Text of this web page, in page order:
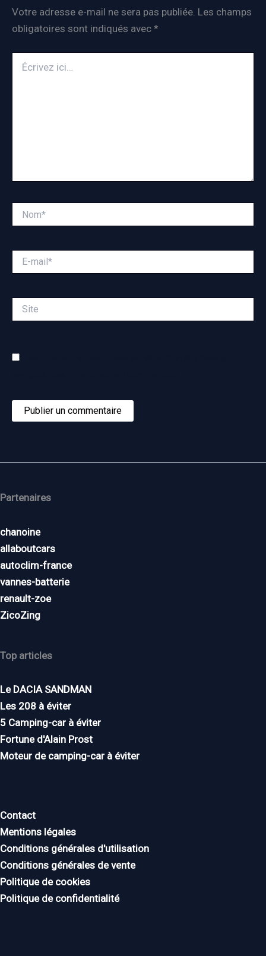
Votre adresse e-mail ne sera pas publiée. Les champs
obligatoires sont indiqués avec *
ici…
mail*
Partenaires
chanoine
allaboutcars
autoclim-france
vannes-batterie
renault-zoe
ZicoZing
Top articles
Le DACIA SANDMAN
Les 208 à éviter
5 Camping-car à éviter
Fortune d'Alain Prost
Moteur de camping-car à éviter
Contact
Mentions légales
Conditions générales d'utilisation
Conditions générales de vente
Politique de cookies
Politique de confidentialité